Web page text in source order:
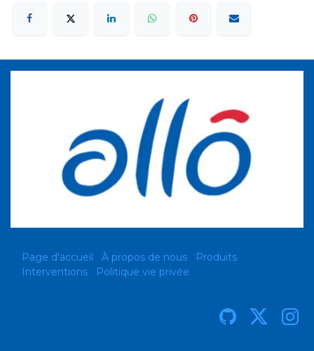
Page d'accueil À propos de nous
Produits
Interventions
Politique vie privée